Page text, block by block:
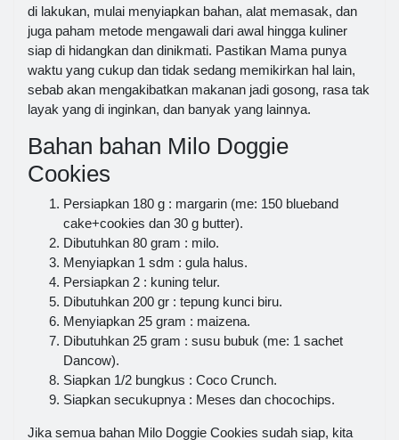
di lakukan, mulai menyiapkan bahan, alat memasak, dan
juga paham metode mengawali dari awal hingga kuliner
siap di hidangkan dan dinikmati. Pastikan Mama punya
waktu yang cukup dan tidak sedang memikirkan hal lain,
sebab akan mengakibatkan makanan jadi gosong, rasa tak
layak yang di inginkan, dan banyak yang lainnya.
Bahan bahan Milo Doggie
Cookies
Persiapkan 180 g : margarin (me: 150 blueband
cake+cookies dan 30 g butter).
Dibutuhkan 80 gram : milo.
Menyiapkan 1 sdm : gula halus.
Persiapkan 2 : kuning telur.
Dibutuhkan 200 gr : tepung kunci biru.
Menyiapkan 25 gram : maizena.
Dibutuhkan 25 gram : susu bubuk (me: 1 sachet
Dancow).
Siapkan 1/2 bungkus : Coco Crunch.
Siapkan secukupnya : Meses dan chocochips.
Jika semua bahan Milo Doggie Cookies sudah siap, kita